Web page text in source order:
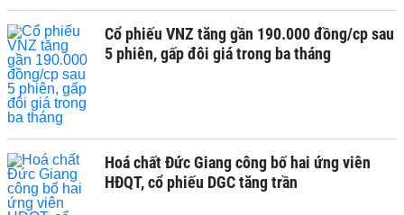
Cổ phiếu VNZ tăng gần 190.000 đồng/cp sau
5 phiên, gấp đôi giá trong ba tháng
Hoá chất Đức Giang công bố hai ứng viên
HĐQT, cổ phiếu DGC tăng trần